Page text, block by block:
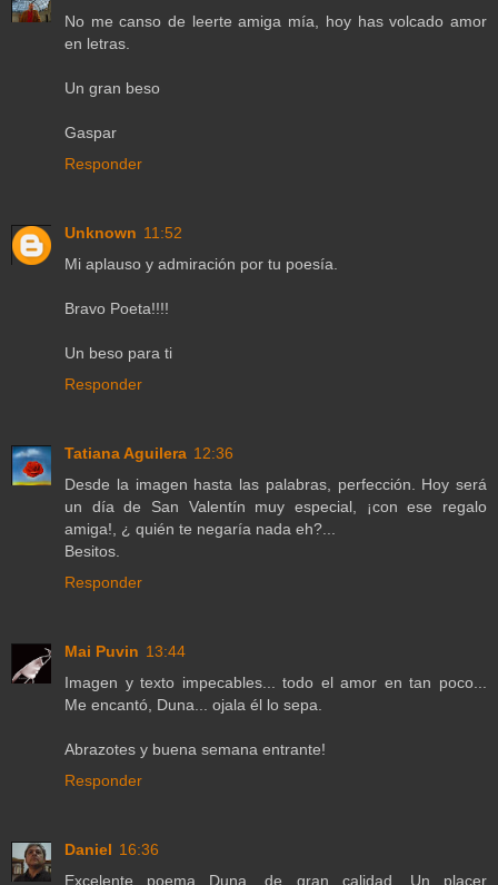
No me canso de leerte amiga mía, hoy has volcado amor
en letras.
Un gran beso
Gaspar
Responder
Unknown 11:52
Mi aplauso y admiración por tu poesía.
Bravo Poeta!!!!
Un beso para ti
Responder
Tatiana Aguilera 12:36
Desde la imagen hasta las palabras, perfección. Hoy será
un día de San Valentín muy especial, ¡con ese regalo
amiga!, ¿ quién te negaría nada eh?...
Besitos.
Responder
Mai Puvin 13:44
Imagen y texto impecables... todo el amor en tan poco...
Me encantó, Duna... ojala él lo sepa.
Abrazotes y buena semana entrante!
Responder
Daniel 16:36
Excelente poema Duna, de gran calidad. Un placer